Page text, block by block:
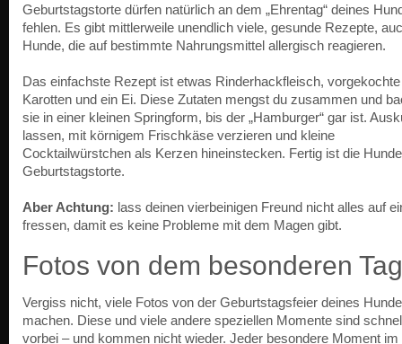
Geburtstagstorte dürfen natürlich an dem „Ehrentag“ deines
fehlen. Es gibt mittlerweile unendlich viele, gesunde Rezepte,
Hunde, die auf bestimmte Nahrungsmittel allergisch reagieren.
Das einfachste Rezept ist etwas Rinderhackfleisch, vorgekochte
Karotten und ein Ei. Diese Zutaten mengst du zusammen und
sie in einer kleinen Springform, bis der „Hamburger“ gar ist.
lassen, mit körnigem Frischkäse verzieren und kleine
Cocktailwürstchen als Kerzen hineinstecken. Fertig ist die
Geburtstagstorte.
Aber Achtung: lass deinen vierbeinigen Freund nicht alles auf
fressen, damit es keine Probleme mit dem Magen gibt.
Fotos von dem besonderen Tag
Vergiss nicht, viele Fotos von der Geburtstagsfeier deines
machen. Diese und viele andere speziellen Momente sind
vorbei – und kommen nicht wieder. Jeder besondere Moment im